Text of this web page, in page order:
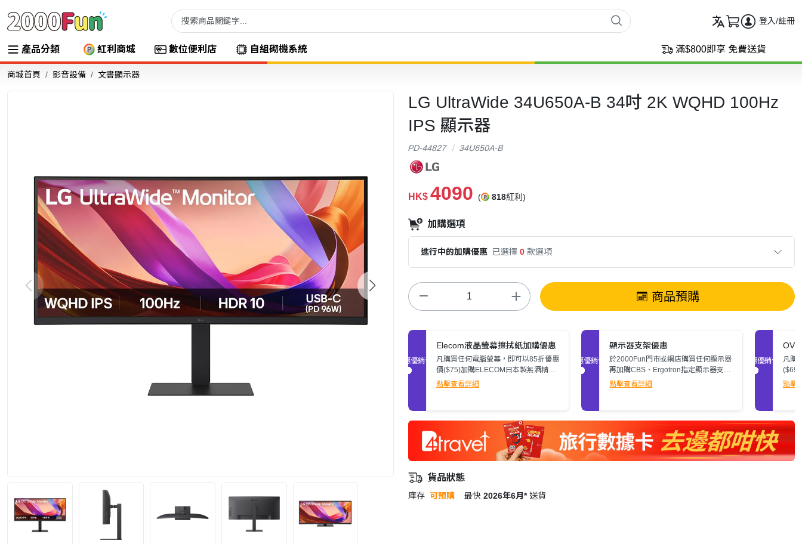
登入/註冊
產品分類 紅利商城 數位便利店 自組砌機系統 滿$800即享 免費送貨
商城首頁 影音設備 文書顯示器
LG UltraWide 34U650A-B 34吋 2K WQHD 100Hz
IPS 顯示器
PD-44827 34U650A-B
HK$ 4090 ( 818紅利)
加購選項
進行中的加購優惠 已選擇 0 款選項
商品預購
促銷優惠
Elecom液晶螢幕擦拭紙加購優惠
凡購買任何電腦螢幕，即可以85折優惠
價($75)加購ELECOM日本製無酒精液
晶螢幕擦拭紙(80張)。
點擊查看詳細
促銷優惠
顯示器支架優惠
於2000Fun門市或網店購買任何顯示器
再加購CBS、Ergotron指定顯示器支
架，即可額外減多$200。立即了解詳
點擊查看詳細
促銷優惠
凡購
($69/
潔消
點擊
貨品狀態
庫存 可預購 最快 2026年6月* 送貨